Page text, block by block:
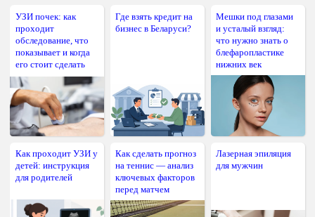
УЗИ почек: как
проходит
обследование, что
показывает и когда
его стоит сделать
Где взять кредит на
бизнес в Беларуси?
Мешки под глазами
и усталый взгляд:
что нужно знать о
блефаропластике
нижних век
Как проходит УЗИ у
детей: инструкция
для родителей
Как сделать прогноз
на теннис — анализ
ключевых факторов
перед матчем
Лазерная эпиляция
для мужчин